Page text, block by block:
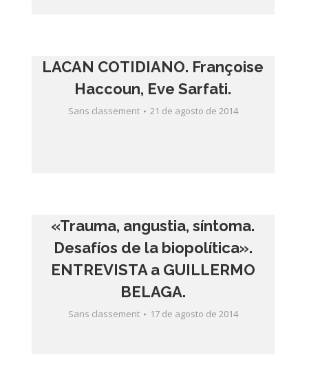
LACAN COTIDIANO. Françoise
Haccoun, Eve Sarfati.
Sans classement 21 de agosto de 2014
«Trauma, angustia, síntoma.
Desafíos de la biopolítica».
ENTREVISTA a GUILLERMO
BELAGA.
Sans classement 17 de agosto de 2014